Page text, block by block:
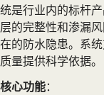
统是行业内的标杆
层的完整性和渗漏
在的防水隐患。系
质量提供科学依据。
核心功能：